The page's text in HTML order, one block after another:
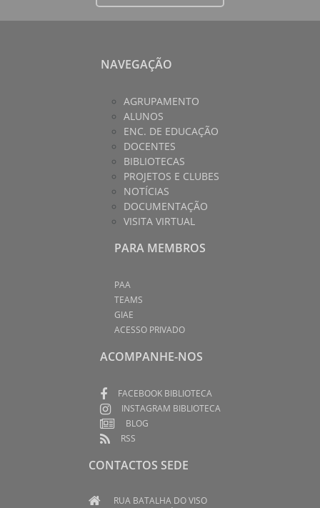
NAVEGAÇÃO
AGRUPAMENTO
ALUNOS
ENC. DE EDUCAÇÃO
DOCENTES
BIBLIOTECAS
PROJETOS E CLUBES
NOTÍCIAS
DOCUMENTAÇÃO
VISITA VIRTUAL
PARA MEMBROS
PAA
TEAMS
GIAE
ACESSO PRIVADO
ACOMPANHE-NOS
FACEBOOK BIBLIOTECA
INSTAGRAM BIBLIOTECA
BLOG
RSS
CONTACTOS SEDE
RUA BATALHA DO VISO